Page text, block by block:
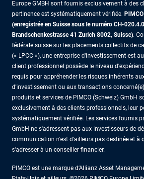
Europe GMBH sont fournis exclusivement à des
pertinence est systématiquement vérifiée.
(enregistrée en Suisse sous le numéro CH-
Brandschenkestrasse 41 Zurich 8002, Suisse).
fédérale suisse sur les placements collectifs de
(« LPCC »), une entreprise d'investissement est
client professionnel possède le niveau
requis pour appréhender les risques inhérents
d'investissement ou aux transactions
produits et services de PIMCO (Schweiz) GmbH
exclusivement à des clients professionnels, leur
systématiquement vérifiée. Les services fournis
GmbH ne s'adressent pas aux investisseurs de
communication n'est d'ailleurs pas destinée et à
s'adresser à un conseiller financier.
PIMCO est une marque d’Allianz Asset